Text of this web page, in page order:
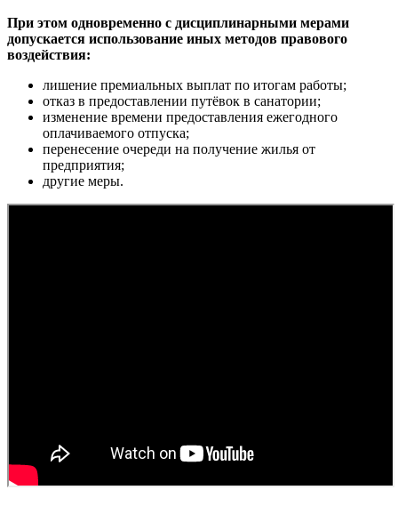
При этом одновременно с дисциплинарными мерами
допускается использование иных методов правового
воздействия:
лишение премиальных выплат по итогам работы;
отказ в предоставлении путёвок в санатории;
изменение времени предоставления ежегодного
оплачиваемого отпуска;
перенесение очереди на получение жилья от
предприятия;
другие меры.